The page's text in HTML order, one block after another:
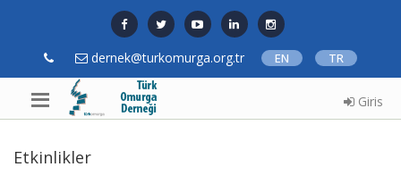
dernek@turkomurga.org.tr EN TR
Giris
Etkinlikler